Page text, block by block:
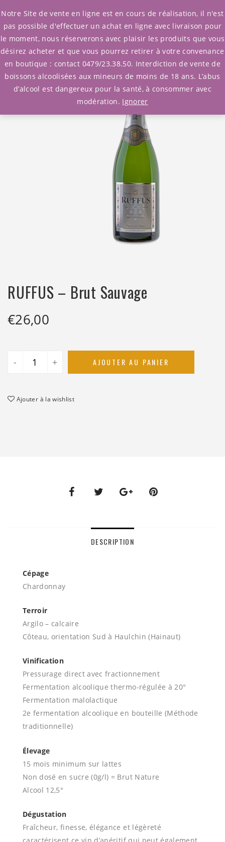
0
Accueil/Ruffus/ RUFFUS – Brut Sauvage
RUFFUS – Brut Sauvage
€26,00
- + AJOUTER AU PANIER
Ajouter à la wishlist
DESCRIPTION
Cépage
Chardonnay
Terroir
Argilo – calcaire
Côteau, orientation Sud à Haulchin (Hainaut)
Vinification
Pressurage direct avec fractionnement
Fermentation alcoolique thermo-régulée à 20°
Fermentation malolactique
2e fermentation alcoolique en bouteille (Méthode
traditionnelle)
Élevage
15 mois minimum sur lattes
Non dosé en sucre (0g/l) = Brut Nature
Alcool 12,5°
Dégustation
Fraîcheur, finesse, élégance et légèreté
Notre Site de vente en ligne est en cours de réalisation, il n'est
pas possible d'effectuer un achat en ligne avec livraison pour
le moment, nous réserverons avec plaisir les produits que vous
désirez acheter et que vous pourrez retirer à votre convenance
en boutique : contact 0479/23.38.50. Interdiction de vente de
boissons alcoolisées aux mineurs de moins de 18 ans. L’abus
d’alcool est dangereux pour la santé, à consommer avec
modération. Ignorer